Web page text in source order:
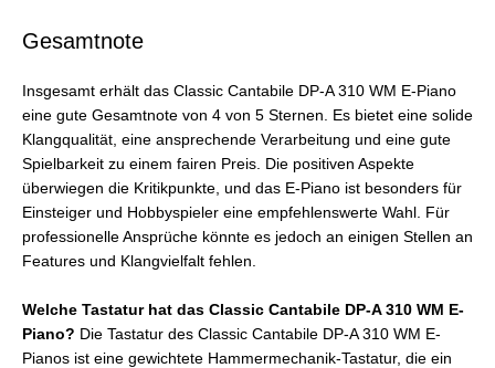
Gesamtnote
Insgesamt erhält das Classic Cantabile DP-A 310 WM E-Piano
eine gute Gesamtnote von 4 von 5 Sternen. Es bietet eine solide
Klangqualität, eine ansprechende Verarbeitung und eine gute
Spielbarkeit zu einem fairen Preis. Die positiven Aspekte
überwiegen die Kritikpunkte, und das E-Piano ist besonders für
Einsteiger und Hobbyspieler eine empfehlenswerte Wahl. Für
professionelle Ansprüche könnte es jedoch an einigen Stellen an
Features und Klangvielfalt fehlen.
Welche Tastatur hat das Classic Cantabile DP-A 310 WM E-
Piano? Die Tastatur des Classic Cantabile DP-A 310 WM E-
Pianos ist eine gewichtete Hammermechanik-Tastatur, die ein